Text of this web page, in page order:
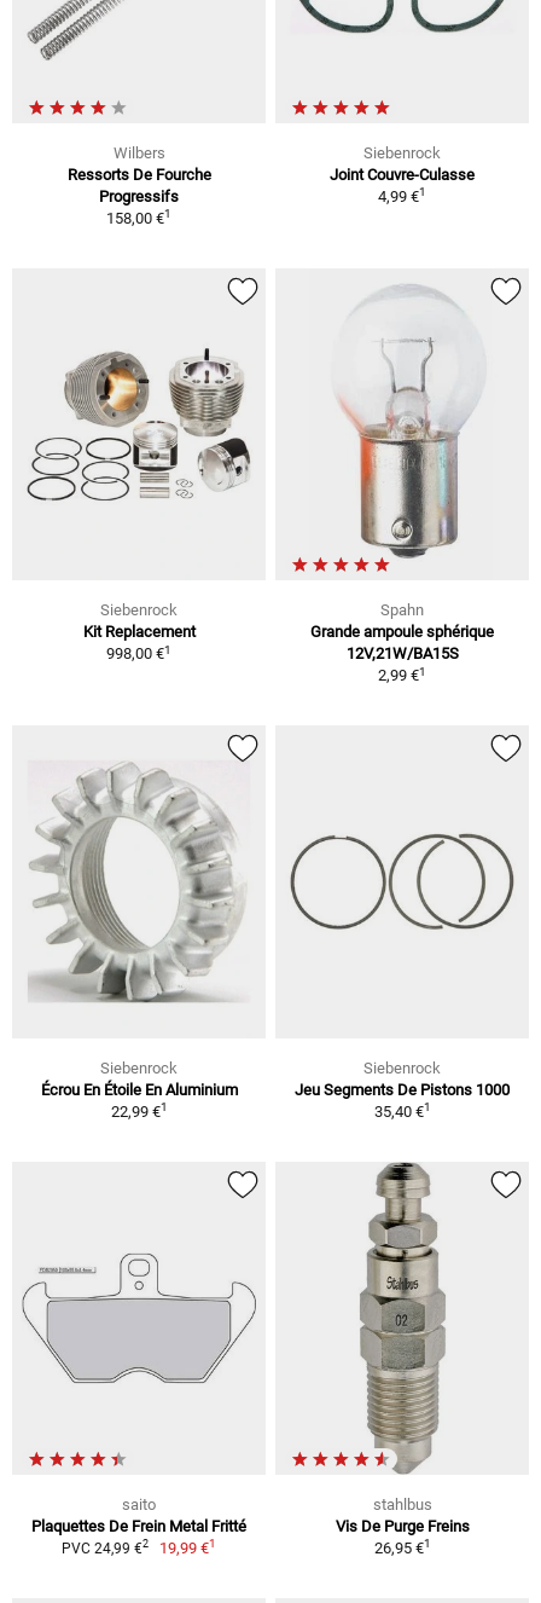
Wilbers
Ressorts De Fourche
Progressifs
158,00 €1
Siebenrock
Joint Couvre-Culasse
4,99 €1
Siebenrock
Kit Replacement
998,00 €1
Spahn
Grande ampoule sphérique
12V,21W/BA15S
2,99 €1
Siebenrock
Écrou En Étoile En Aluminium
22,99 €1
Siebenrock
Jeu Segments De Pistons 1000
35,40 €1
saito
Plaquettes De Frein Metal Fritté
PVC 24,99 €2 19,99 €1
stahlbus
Vis De Purge Freins
26,95 €1